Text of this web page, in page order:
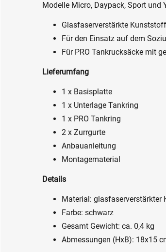
Modelle Micro, Daypack, Sport und
Glasfaserverstärkte
Für den Einsatz auf dem
Für PRO Tankrucksäcke mit
Lieferumfang
1 x Basisplatte
1 x Unterlage Tankring
1 x PRO Tankring
2 x Zurrgurte
Anbauanleitung
Montagematerial
Details
Material: glasfaserverstärkter
Farbe: schwarz
Gesamt Gewicht: ca. 0,4 kg
Abmessungen (HxB): 18x15